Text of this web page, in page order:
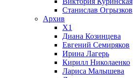
Станислав Огрызков
Архив
X1
Диана Козинцева
Евгений Семиряков
Ирина Лагерь
Кирилл Николаенко
Лариса Малышева